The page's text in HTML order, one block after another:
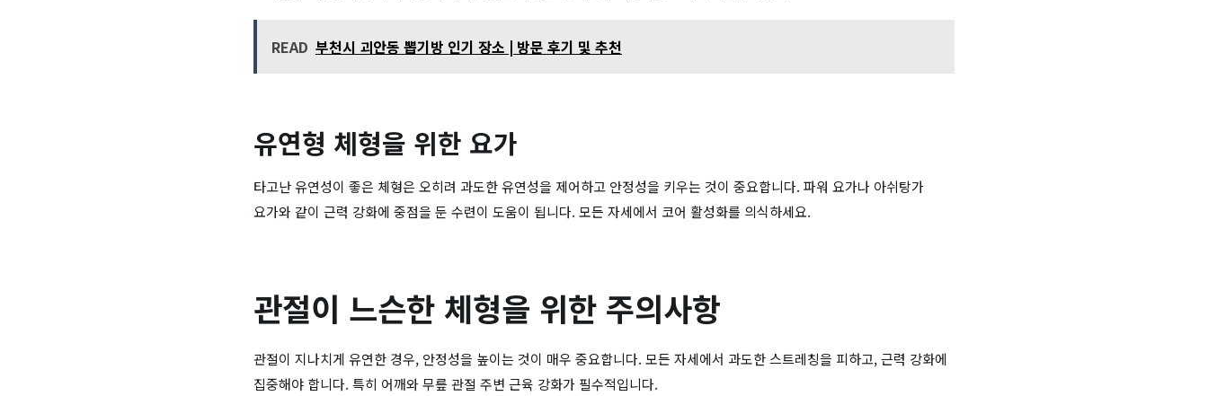
READ 부천시 괴안동 뽑기방 인기 장소 | 방문 후기 및 추천
유연형 체형을 위한 요가
타고난 유연성이 좋은 체형은 오히려 과도한 유연성을 제어하고 안정성을 키우는 것이 중요합니다. 파워 요가나 아쉬탕가
요가와 같이 근력 강화에 중점을 둔 수련이 도움이 됩니다. 모든 자세에서 코어 활성화를 의식하세요.
관절이 느슨한 체형을 위한 주의사항
관절이 지나치게 유연한 경우, 안정성을 높이는 것이 매우 중요합니다. 모든 자세에서 과도한 스트레칭을 피하고, 근력 강화에
집중해야 합니다. 특히 어깨와 무릎 관절 주변 근육 강화가 필수적입니다.